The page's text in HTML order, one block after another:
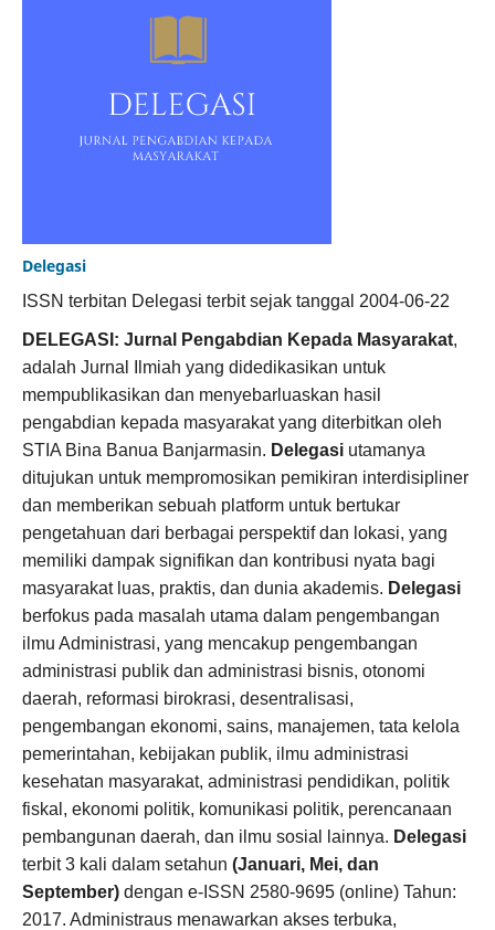
Delegasi
ISSN terbitan Delegasi terbit sejak tanggal 2004-06-22
DELEGASI: Jurnal Pengabdian Kepada Masyarakat,
adalah Jurnal Ilmiah yang didedikasikan untuk
mempublikasikan dan menyebarluaskan hasil
pengabdian kepada masyarakat yang diterbitkan oleh
STIA Bina Banua Banjarmasin. Delegasiutamanya
ditujukan untuk mempromosikan pemikiran interdisipliner
dan memberikan sebuah platform untuk bertukar
pengetahuan dari berbagai perspektif dan lokasi, yang
memiliki dampak signifikan dan kontribusi nyata bagi
masyarakat luas, praktis, dan dunia akademis. Delegasi
berfokus pada masalah utama dalam pengembangan
ilmu Administrasi, yang mencakup pengembangan
administrasi publik dan administrasi bisnis, otonomi
daerah, reformasi birokrasi, desentralisasi,
pengembangan ekonomi, sains, manajemen, tata kelola
pemerintahan, kebijakan publik, ilmu administrasi
kesehatan masyarakat, administrasi pendidikan, politik
fiskal, ekonomi politik, komunikasi politik, perencanaan
pembangunan daerah, dan ilmu sosial lainnya. Delegasi
terbit 3 kali dalam setahun (Januari, Mei, dan
September)dengan e-ISSN 2580-9695 (online) Tahun:
2017. Administraus menawarkan akses terbuka,